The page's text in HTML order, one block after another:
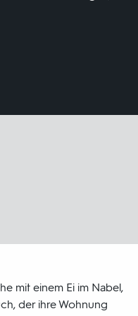
mit einem Ei im Nabel,
der ihre Wohnung